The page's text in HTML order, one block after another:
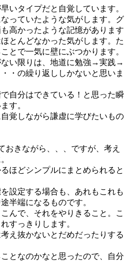
いタイプだと自覚しています。
っていたような気がします。グ
高かったような記憶があります
とんどなかった気がします。た
とで一気に壁にぶつかります。
い限りは、地道に勉強→実践→
の繰り返ししかないと思いま
自分はできている！と思った瞬
す。
覚しながら謙虚に学びたいもの
おきながら、、、ですが、考え
ほどシンプルにまとめられると
設定する場合も、あれもこれも
半端になるものです。
んで、それをやりきること。こ
すっきりします。
え抜かないとだめだったりする
となのかなと思ったので、自分